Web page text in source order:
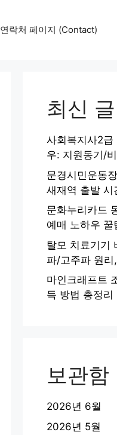
연락처 페이지 (Contact)
최신 글
사회복지사2급
우: 지원동기/
문경시민운동
새재역 출발 시
문화누리카드
예매 노하우 꿀
탈모 치료기기
파/고주파 원
마인크래프트
득 방법 총정리
보관함
2026년 6월
2026년 5월